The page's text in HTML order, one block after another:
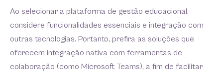
Ao selecionar a plataforma de gestão educacional,
considere funcionalidades essenciais e integração com
outras tecnologias. Portanto, prefira as soluções que
oferecem integração nativa com ferramentas de
colaboração (como Microsoft Teams), a fim de facilitar